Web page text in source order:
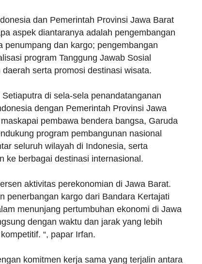
dan Pemerintah Provinsi Jawa Barat
aspek diantaranya adalah pengembangan
dan kargo; pengembangan
program Tanggung Jawab Sosial
serta promosi destinasi wisata.
di sela-sela penandatanganan
dengan Pemerintah Provinsi Jawa
pembawa bendera bangsa, Garuda
program pembangunan nasional
seluruh wilayah di Indonesia, serta
ke berbagai destinasi internasional.
aktivitas perekonomian di Jawa Barat.
penerbangan kargo dari Bandara Kertajati
menunjang pertumbuhan ekonomi di Jawa
dengan waktu dan jarak yang lebih
“, papar Irfan.
komitmen kerja sama yang terjalin antara